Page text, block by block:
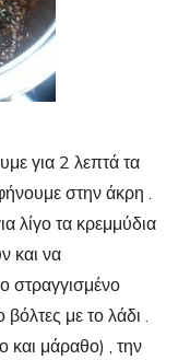
για 2 λεπτά τα
στην άκρη .
λίγο τα κρεμμύδια
και να
στραγγισμένο
με το λάδι .
και μάραθο) , την